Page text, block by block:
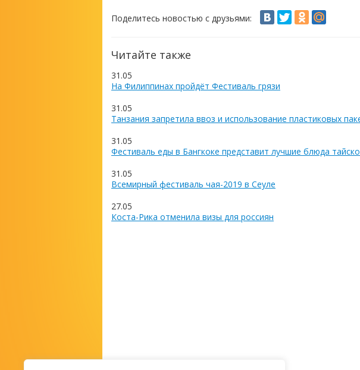
Поделитесь новостью с друзьями:
Читайте также
31.05
На Филиппинах пройдёт Фестиваль грязи
31.05
Танзания запретила ввоз и использование пластиковых
31.05
Фестиваль еды в Бангкоке представит лучшие блюда
31.05
Всемирный фестиваль чая-2019 в Сеуле
27.05
Коста-Рика отменила визы для россиян